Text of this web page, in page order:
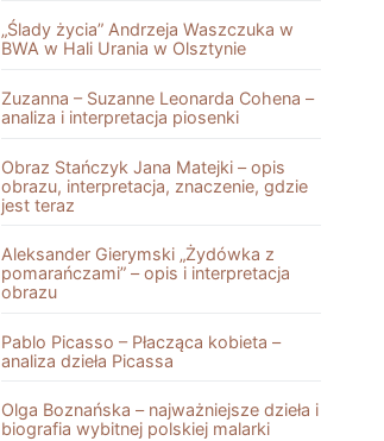
„Ślady życia” Andrzeja Waszczuka w
BWA w Hali Urania w Olsztynie
Zuzanna – Suzanne Leonarda Cohena –
analiza i interpretacja piosenki
Obraz Stańczyk Jana Matejki – opis
obrazu, interpretacja, znaczenie, gdzie
jest teraz
Aleksander Gierymski „Żydówka z
pomarańczami” – opis i interpretacja
obrazu
Pablo Picasso – Płacząca kobieta –
analiza dzieła Picassa
Olga Boznańska – najważniejsze dzieła i
biografia wybitnej polskiej malarki